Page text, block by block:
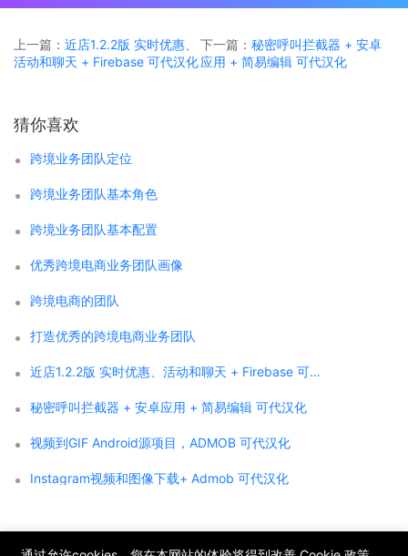
上一篇： 近店1.2.2版 实时优惠、
活动和聊天 + Firebase 可代汉化
下一篇： 秘密呼叫拦截器 + 安卓
应用 + 简易编辑 可代汉化
猜你喜欢
跨境业务团队定位
跨境业务团队基本角色
跨境业务团队基本配置
优秀跨境电商业务团队画像
跨境电商的团队
打造优秀的跨境电商业务团队
近店1.2.2版 实时优惠、活动和聊天 + Firebase 可代汉化
秘密呼叫拦截器 + 安卓应用 + 简易编辑 可代汉化
视频到GIF Android源项目，ADMOB 可代汉化
Instagram视频和图像下载+ Admob 可代汉化